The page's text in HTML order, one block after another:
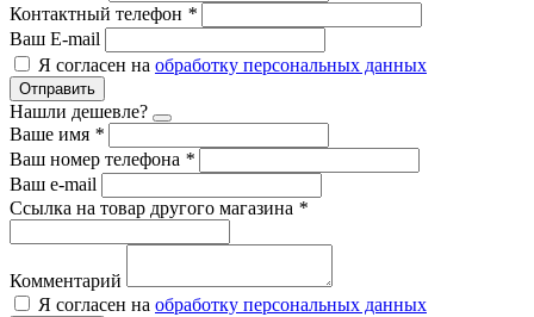
Контактный телефон *
Ваш E-mail
Я согласен на обработку персональных данных
Отправить
Нашли дешевле?
Ваше имя *
Ваш номер телефона *
Ваш e-mail
Ссылка на товар другого магазина *
Комментарий
Я согласен на обработку персональных данных